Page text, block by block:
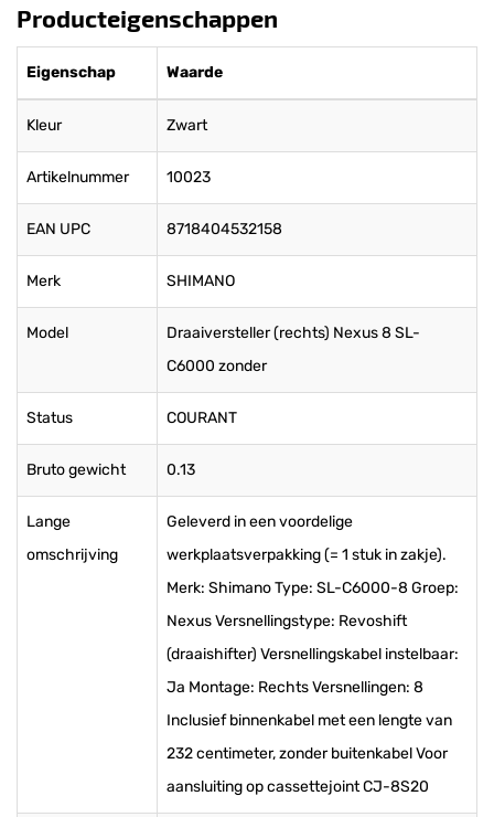
Producteigenschappen
Eigenschap Waarde
Kleur Zwart
Artikelnummer 10023
EAN UPC 8718404532158
Merk SHIMANO
Model
Draaiversteller (rechts) Nexus 8 SL-
C6000 zonder
Status COURANT
Bruto gewicht 0.13
Lange
omschrijving
Geleverd in een voordelige
werkplaatsverpakking (= 1 stuk in zakje).
Merk: Shimano Type: SL-C6000-8 Groep:
Nexus Versnellingstype: Revoshift
(draaishifter) Versnellingskabel instelbaar:
Ja Montage: Rechts Versnellingen: 8
Inclusief binnenkabel met een lengte van
232 centimeter, zonder buitenkabel Voor
aansluiting op cassettejoint CJ-8S20